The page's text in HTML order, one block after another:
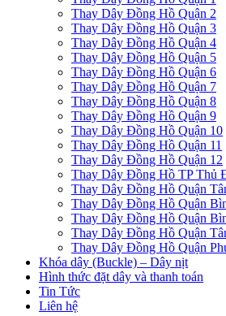
Thay Dây Đồng Hồ Quận 2
Thay Dây Đồng Hồ Quận 3
Thay Dây Đồng Hồ Quận 4
Thay Dây Đồng Hồ Quận 5
Thay Dây Đồng Hồ Quận 6
Thay Dây Đồng Hồ Quận 7
Thay Dây Đồng Hồ Quận 8
Thay Dây Đồng Hồ Quận 9
Thay Dây Đồng Hồ Quận 10
Thay Dây Đồng Hồ Quận 11
Thay Dây Đồng Hồ Quận 12
Thay Dây Đồng Hồ TP Thủ
Thay Dây Đồng Hồ Quận
Thay Dây Đồng Hồ Quận
Thay Dây Đồng Hồ Quận
Thay Dây Đồng Hồ Quận
Thay Dây Đồng Hồ Quận
Khóa dây (Buckle) – Dây nịt
Hình thức đặt dây và thanh toán
Tin Tức
Liên hệ